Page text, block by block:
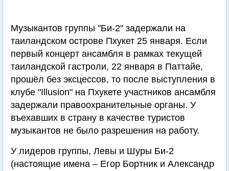
Музыкантов группы "Би-2" задержали на
таиландском острове Пхукет 25 января. Если
первый концерт ансамбля в рамках текущей
таиландской гастроли, 22 января в Паттайе,
прошёл без эксцессов, то после выступления в
клубе "Illusion" на Пхукете участников ансамбля
задержали правоохранительные органы. У
въехавших в страну в качестве туристов
музыкантов не было разрешения на работу.
У лидеров группы, Левы и Шуры Би-2
(настоящие имена – Егор Бортник и Александр